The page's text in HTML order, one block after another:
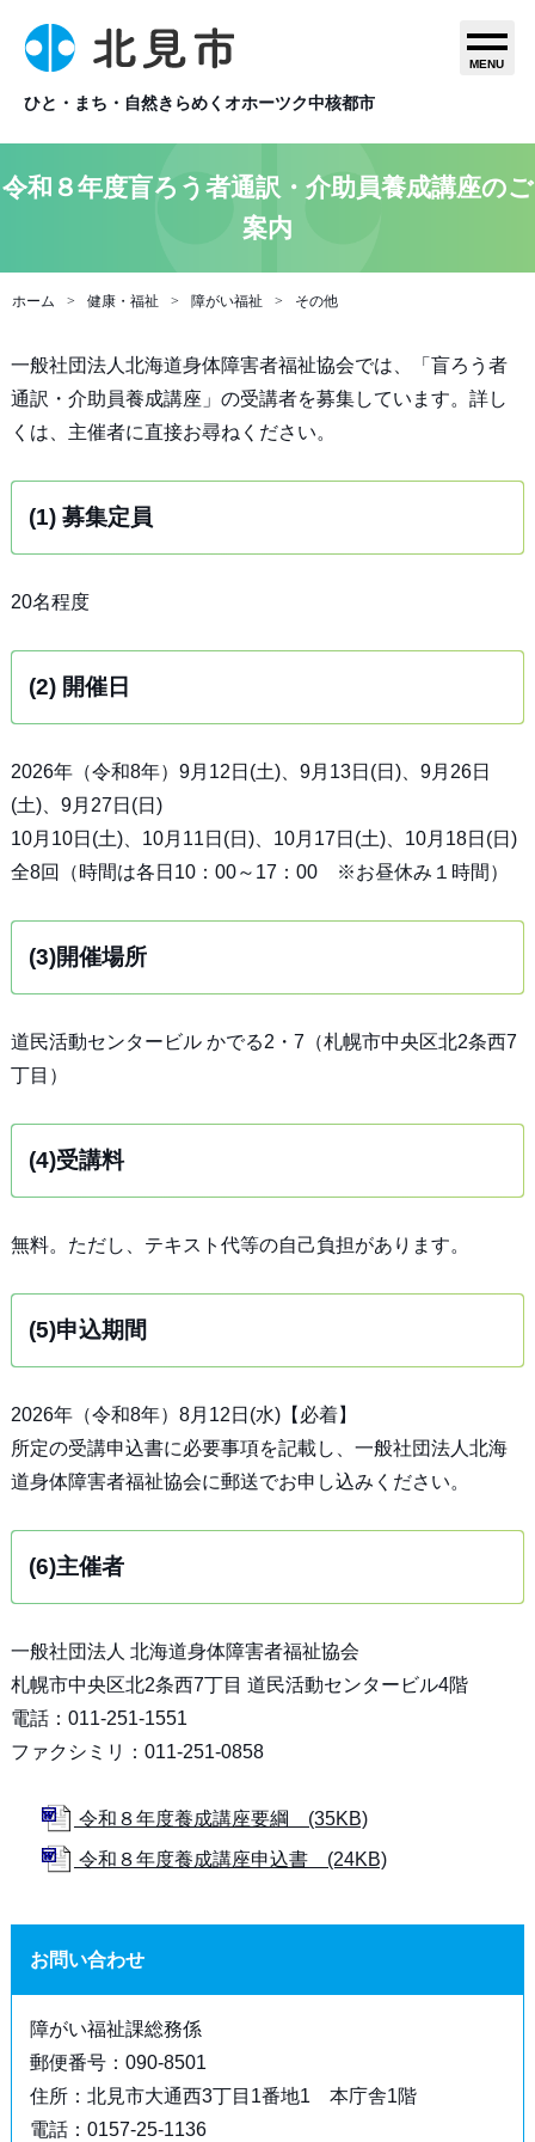
ひと・まち・自然きらめくオホーツク中核都市
MENU
令和８年度盲ろう者通訳・介助員養成講座のご
案内
ホーム 健康・福祉 障がい福祉 その他
一般社団法人北海道身体障害者福祉協会では、「盲ろう者
通訳・介助員養成講座」の受講者を募集しています。詳し
くは、主催者に直接お尋ねください。
(1) 募集定員
20名程度
(2) 開催日
2026年（令和8年）9月12日(土)、9月13日(日)、9月26日
(土)、9月27日(日)
10月10日(土)、10月11日(日)、10月17日(土)、10月18日(日)
全8回（時間は各日10：00～17：00 ※お昼休み１時間）
(3)開催場所
道民活動センタービル かでる2・7（札幌市中央区北2条西7
丁目）
(4)受講料
無料。ただし、テキスト代等の自己負担があります。
(5)申込期間
2026年（令和8年）8月12日(水)【必着】
所定の受講申込書に必要事項を記載し、一般社団法人北海
道身体障害者福祉協会に郵送でお申し込みください。
(6)主催者
一般社団法人 北海道身体障害者福祉協会
札幌市中央区北2条西7丁目 道民活動センタービル4階
電話：011-251-1551
ファクシミリ：011-251-0858
令和８年度養成講座要綱 (35KB)
令和８年度養成講座申込書 (24KB)
お問い合わせ
障がい福祉課総務係
郵便番号：090-8501
住所：北見市大通西3丁目1番地1 本庁舎1階
電話：0157-25-1136